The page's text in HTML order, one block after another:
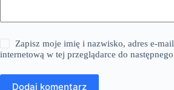
Zapisz moje imię i nazwisko, adres e-
internetową w tej przeglądarce do
Dodaj komentarz